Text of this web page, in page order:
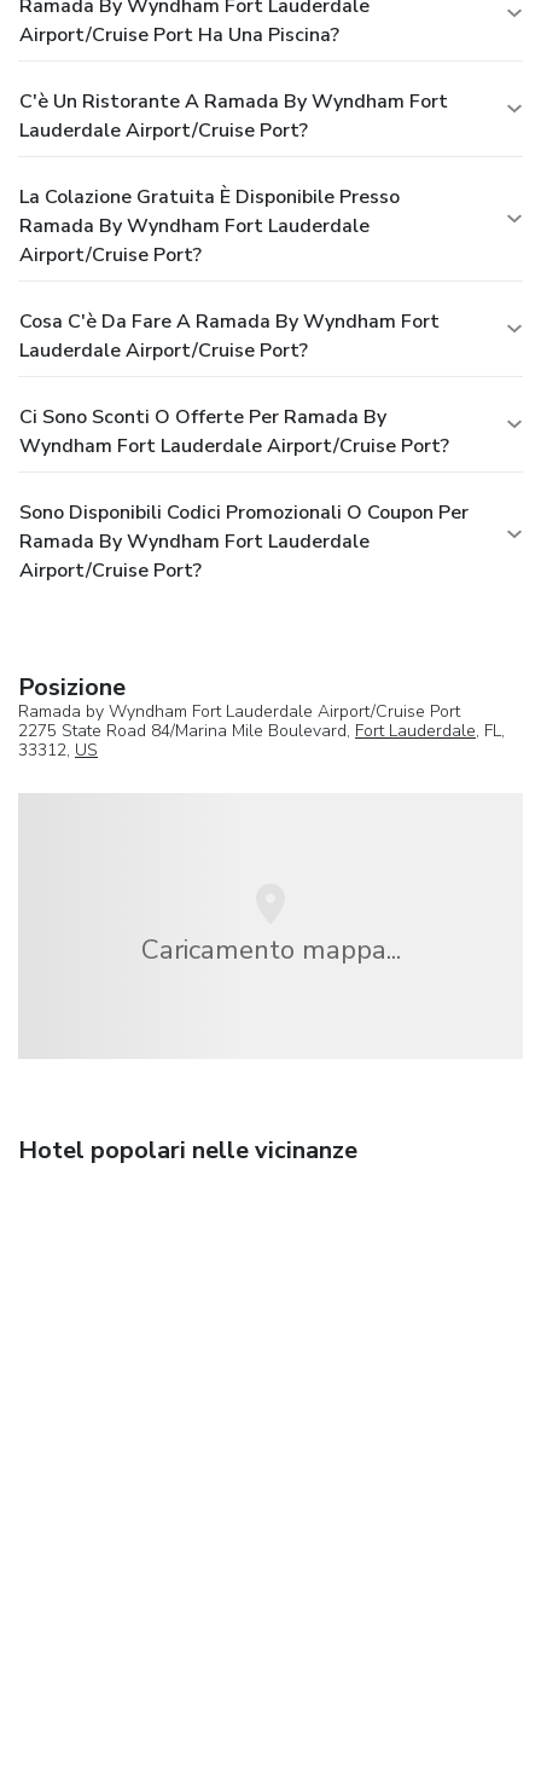
Ramada By Wyndham Fort Lauderdale
Airport/Cruise Port Ha Una Piscina?
C'è Un Ristorante A Ramada By Wyndham Fort
Lauderdale Airport/Cruise Port?
La Colazione Gratuita È Disponibile Presso
Ramada By Wyndham Fort Lauderdale
Airport/Cruise Port?
Cosa C'è Da Fare A Ramada By Wyndham Fort
Lauderdale Airport/Cruise Port?
Ci Sono Sconti O Offerte Per Ramada By
Wyndham Fort Lauderdale Airport/Cruise Port?
Sono Disponibili Codici Promozionali O Coupon Per
Ramada By Wyndham Fort Lauderdale
Airport/Cruise Port?
Posizione
Ramada by Wyndham Fort Lauderdale Airport/Cruise Port
2275 State Road 84/Marina Mile Boulevard, Fort Lauderdale, FL,
33312, US
Caricamento mappa...
Hotel popolari nelle vicinanze